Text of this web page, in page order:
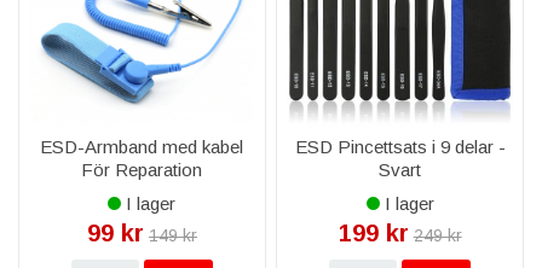
ESD-Armband med kabel
För Reparation
I lager
99 kr 149 kr
ESD Pincettsats i 9 delar -
Svart
I lager
199 kr 249 kr